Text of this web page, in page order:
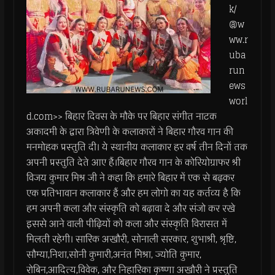
k/
@w
ww.r
uba
run
ews
worl
d.com>> बिहार दिवस के मौके पर बिहार संगीत नाटक
अकादमी के द्वारा त्रिवेणी के कलाकारों ने बिहार गौरव गान की
मनमोहक प्रस्तुति दी। ये स्थानीय कलाकार हर वर्ष तीन दिनों तक
अपनी प्रस्तुति देते आए हैं।बिहार गौरव गान के कोरियोग्राफर श्री
विजय कुमार मिश्र जी ने कहा कि हमारे बिहार में एक से बढ़कर
एक प्रतिभावान कलाकार हैं और हम लोगो का यह कर्तव्य है कि
हम अपनी कला और संस्कृति को बढ़ावा दे और संजो कर रखे
इससे आने वाली पीढ़ियों को कला और संस्कृति विरासत में
मिलती रहेगी। सारिक अखौरी, सोनाली सरकार, शुभाश्री, श्रृष्टि,
सौम्या,निशा,सोनी कुमारी,अनंत मिश्रा, ज्योति कुमार,
रोबिन,आदित्य,विवेक, और निहारिका कृष्णा अखौरी ने प्रस्तुति